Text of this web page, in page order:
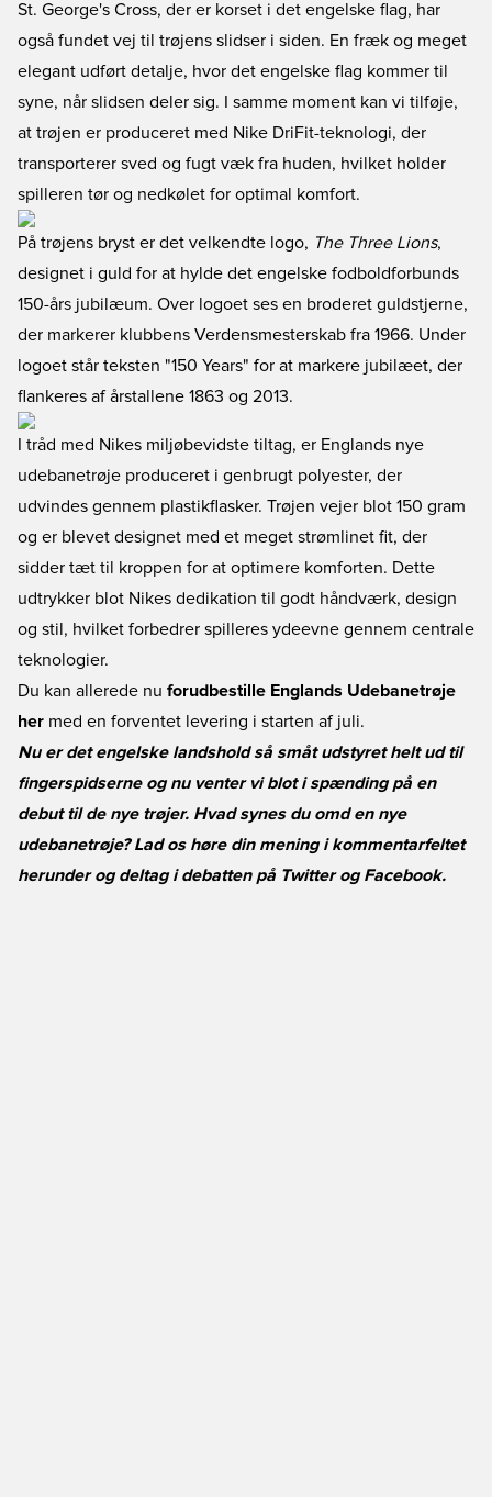
St. George's Cross, der er korset i det engelske flag, har
også fundet vej til trøjens slidser i siden. En fræk og meget
elegant udført detalje, hvor det engelske flag kommer til
syne, når slidsen deler sig. I samme moment kan vi tilføje,
at trøjen er produceret med Nike DriFit-teknologi, der
transporterer sved og fugt væk fra huden, hvilket holder
spilleren tør og nedkølet for optimal komfort.
På trøjens bryst er det velkendte logo, The Three Lions,
designet i guld for at hylde det engelske fodboldforbunds
150-års jubilæum. Over logoet ses en broderet guldstjerne,
der markerer klubbens Verdensmesterskab fra 1966. Under
logoet står teksten "150 Years" for at markere jubilæet, der
flankeres af årstallene 1863 og 2013.
I tråd med Nikes miljøbevidste tiltag, er Englands nye
udebanetrøje produceret i genbrugt polyester, der
udvindes gennem plastikflasker. Trøjen vejer blot 150 gram
og er blevet designet med et meget strømlinet fit, der
sidder tæt til kroppen for at optimere komforten. Dette
udtrykker blot Nikes dedikation til godt håndværk, design
og stil, hvilket forbedrer spilleres ydeevne gennem centrale
teknologier.
Du kan allerede nu forudbestille Englands Udebanetrøje
her med en forventet levering i starten af juli.
Nu er det engelske landshold så småt udstyret helt ud til
fingerspidserne og nu venter vi blot i spænding på en
debut til de nye trøjer. Hvad synes du omd en nye
udebanetrøje? Lad os høre din mening i kommentarfeltet
herunder og deltag i debatten på TwitterogFacebook.